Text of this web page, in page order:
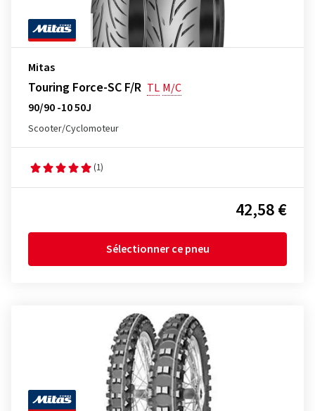
Mitas
Touring Force-SC F/R TL M/C
90/90 -10 50J
Scooter/Cyclomoteur
(1)
42,58 €
Sélectionner ce pneu